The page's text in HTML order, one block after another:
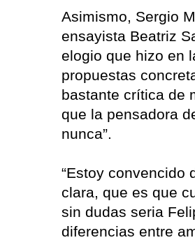
Asimismo, Sergio
ensayista Beatriz
elogio que hizo en
propuestas
bastante crítica de
que la pensadora
nunca”.
“Estoy convencido
clara, que es que
sin dudas seria
diferencias entre